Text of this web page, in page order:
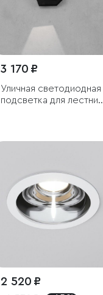
3 170 ₽
Уличная светодиодная
подсветка для лестниц
2 520 ₽